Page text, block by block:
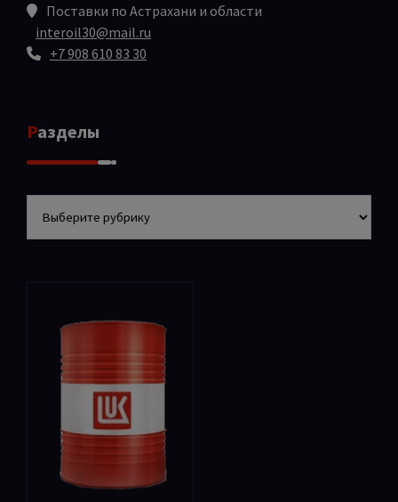
Поставки по Астрахани и области
interoil30@mail.ru
+7 908 610 83 30
Разделы